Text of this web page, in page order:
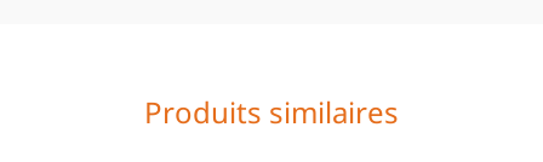
Produits similaires